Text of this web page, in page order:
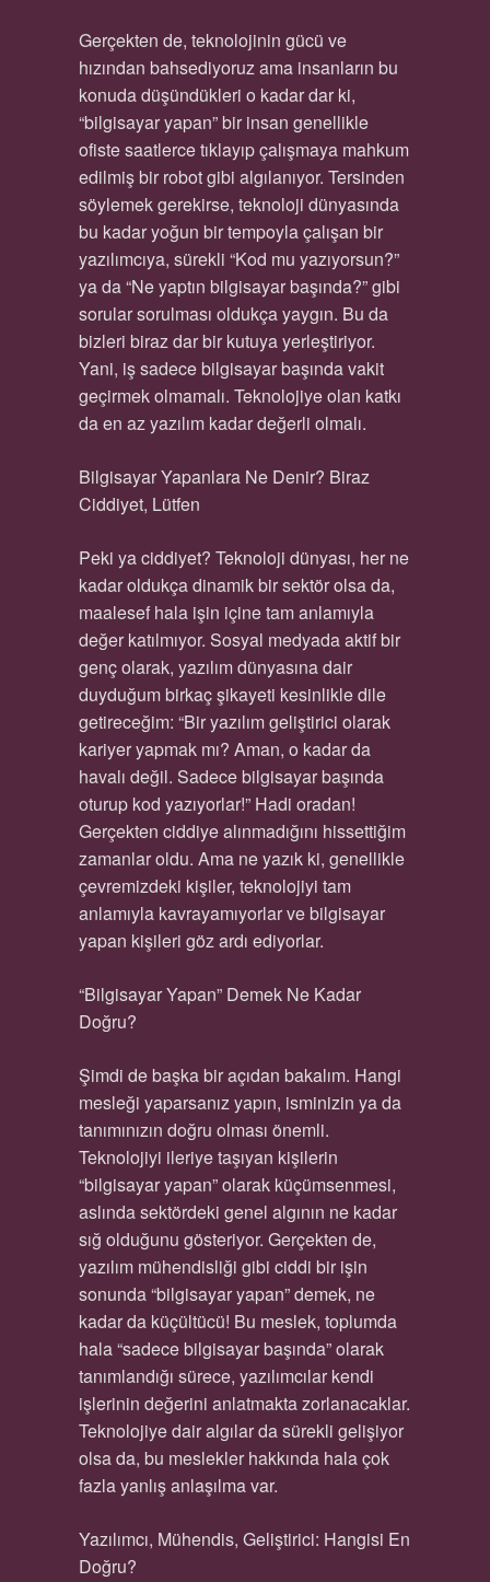
Gerçekten de, teknolojinin gücü ve
hızından bahsediyoruz ama insanların bu
konuda düşündükleri o kadar dar ki,
“bilgisayar yapan” bir insan genellikle
ofiste saatlerce tıklayıp çalışmaya mahkum
edilmiş bir robot gibi algılanıyor. Tersinden
söylemek gerekirse, teknoloji dünyasında
bu kadar yoğun bir tempoyla çalışan bir
yazılımcıya, sürekli “Kod mu yazıyorsun?”
ya da “Ne yaptın bilgisayar başında?” gibi
sorular sorulması oldukça yaygın. Bu da
bizleri biraz dar bir kutuya yerleştiriyor.
Yani, iş sadece bilgisayar başında vakit
geçirmek olmamalı. Teknolojiye olan katkı
da en az yazılım kadar değerli olmalı.
Bilgisayar Yapanlara Ne Denir? Biraz
Ciddiyet, Lütfen
Peki ya ciddiyet? Teknoloji dünyası, her ne
kadar oldukça dinamik bir sektör olsa da,
maalesef hala işin içine tam anlamıyla
değer katılmıyor. Sosyal medyada aktif bir
genç olarak, yazılım dünyasına dair
duyduğum birkaç şikayeti kesinlikle dile
getireceğim: “Bir yazılım geliştirici olarak
kariyer yapmak mı? Aman, o kadar da
havalı değil. Sadece bilgisayar başında
oturup kod yazıyorlar!” Hadi oradan!
Gerçekten ciddiye alınmadığını hissettiğim
zamanlar oldu. Ama ne yazık ki, genellikle
çevremizdeki kişiler, teknolojiyi tam
anlamıyla kavrayamıyorlar ve bilgisayar
yapan kişileri göz ardı ediyorlar.
“Bilgisayar Yapan” Demek Ne Kadar
Doğru?
Şimdi de başka bir açıdan bakalım. Hangi
mesleği yaparsanız yapın, isminizin ya da
tanımınızın doğru olması önemli.
Teknolojiyi ileriye taşıyan kişilerin
“bilgisayar yapan” olarak küçümsenmesi,
aslında sektördeki genel algının ne kadar
sığ olduğunu gösteriyor. Gerçekten de,
yazılım mühendisliği gibi ciddi bir işin
sonunda “bilgisayar yapan” demek, ne
kadar da küçültücü! Bu meslek, toplumda
hala “sadece bilgisayar başında” olarak
tanımlandığı sürece, yazılımcılar kendi
işlerinin değerini anlatmakta zorlanacaklar.
Teknolojiye dair algılar da sürekli gelişiyor
olsa da, bu meslekler hakkında hala çok
fazla yanlış anlaşılma var.
Yazılımcı, Mühendis, Geliştirici: Hangisi En
Doğru?